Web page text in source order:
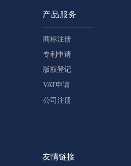
产品服务
商标注册
专利申请
版权登记
VAT申请
公司注册
友情链接